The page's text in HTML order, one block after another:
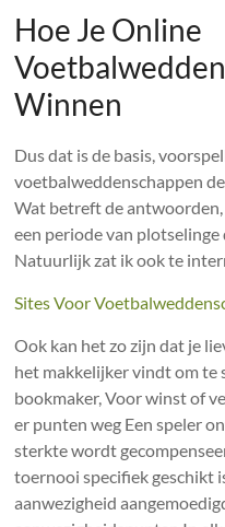
Hoe Je Online
Winnen
Dus dat is de basis,
voetbalweddenschappen
Wat betreft de
een periode van
Natuurlijk zat ik ook te
Sites Voor
Ook kan het zo zijn dat je
het makkelijker vindt om te
bookmaker, Voor winst of
er punten weg Een speler
sterkte wordt
toernooi specifiek geschikt
aanwezigheid